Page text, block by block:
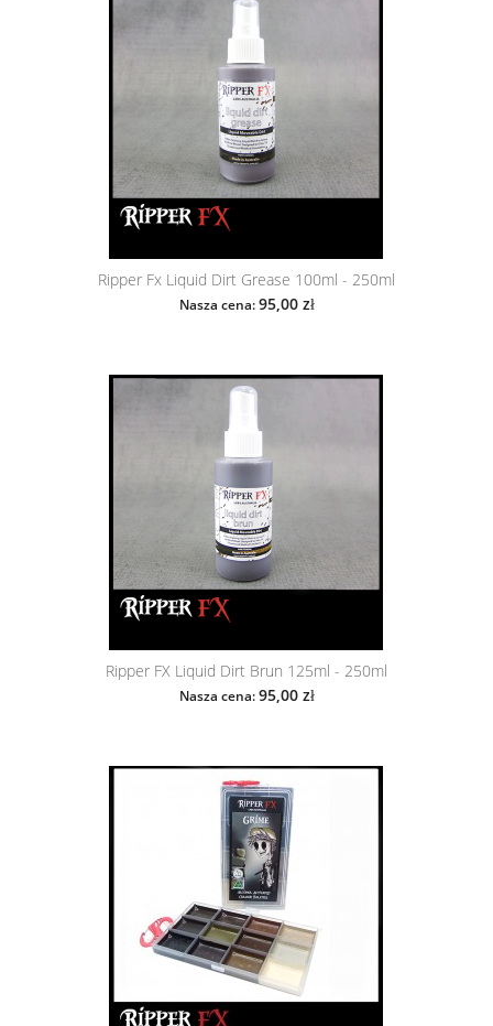
Ripper Fx Liquid Dirt Grease 100ml - 250ml
Nasza cena: 95,00 zł
Ripper FX Liquid Dirt Brun 125ml - 250ml
Nasza cena: 95,00 zł